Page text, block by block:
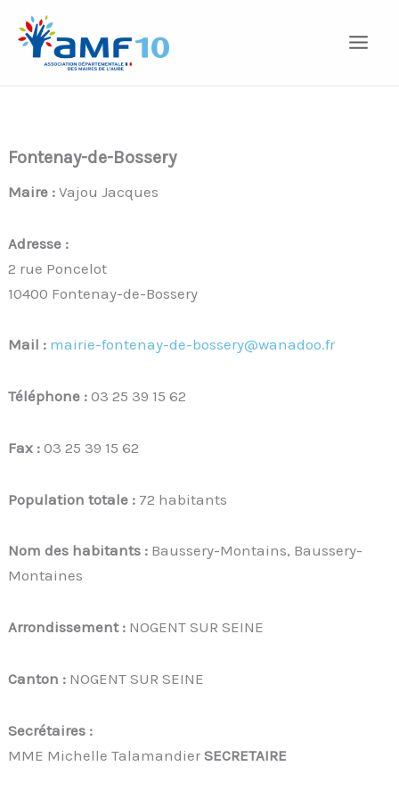
contenu
Fontenay-de-Bossery
Maire :Vajou Jacques
Adresse :
2 rue Poncelot
10400 Fontenay-de-Bossery
Mail : mairie-fontenay-de-bossery@wanadoo.fr
Téléphone :03 25 39 15 62
Fax :03 25 39 15 62
Population totale : 72 habitants
Nom des habitants : Baussery-Montains, Baussery-
Montaines
Arrondissement : NOGENT SUR SEINE
Canton : NOGENT SUR SEINE
Secrétaires :
MME Michelle TalamandierSECRETAIRE